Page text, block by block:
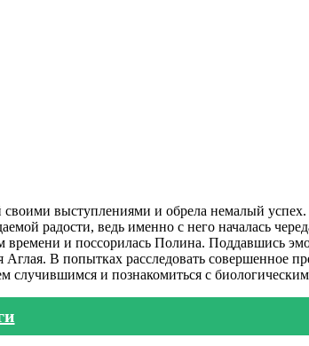
своими выступлениями и обрела немалый
радости, ведь именно с него началась
и поссорилась Полина. Поддавшись
В попытках расследовать совершенное
случившимся и познакомиться с